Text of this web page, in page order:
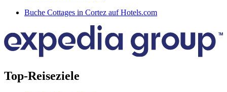
Buche Cottages in Cortez auf Hotels.com
Top-Reiseziele